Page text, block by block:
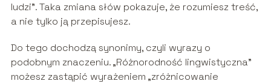
ludzi”. Taka zmiana słów pokazuje, że rozumiesz treść,
a nie tylko ją przepisujesz.
Do tego dochodzą synonimy, czyli wyrazy o
podobnym znaczeniu. „Różnorodność lingwistyczna”
możesz zastąpić wyrażeniem „zróżnicowanie